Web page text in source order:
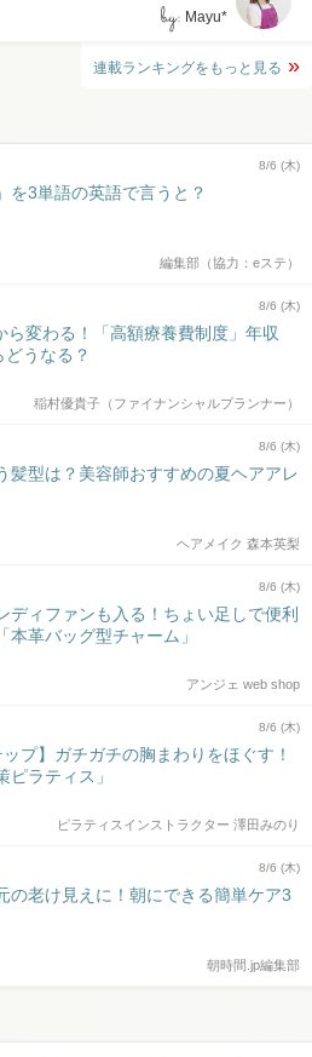
by: Mayu*
連載ランキングをもっと見る
8/6 (木)
を3単語の英語で言うと？
編集部（協力：eステ）
8/6 (木)
ら変わる！「高額療養費制度」年収
うなる？
稲村優貴子（ファイナンシャルプランナー）
8/6 (木)
髪型は？美容師おすすめの夏ヘアアレ
ヘアメイク 森本英梨
8/6 (木)
ディファンも入る！ちょい足しで便利
本革バッグ型チャーム」
アンジェ web shop
8/6 (木)
ップ】ガチガチの胸まわりをほぐす！
ピラティス」
ピラティスインストラクター 澤田みのり
8/6 (木)
の老け見えに！朝にできる簡単ケア3
朝時間.jp編集部